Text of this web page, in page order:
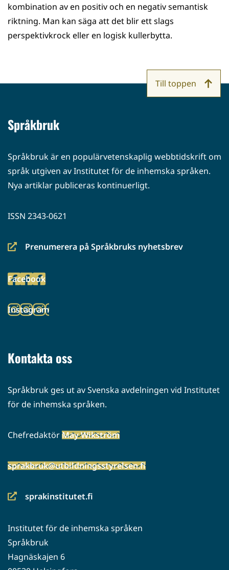
kombination av en positiv och en negativ semantisk
riktning. Man kan säga att det blir ett slags
perspektivkrock eller en logisk kullerbytta.
Språkbruk
Språkbruk är en populärvetenskaplig webbtidskrift om
språk utgiven av Institutet för de inhemska språken.
Nya artiklar publiceras kontinuerligt.
ISSN 2343-0621
Prenumerera på Språkbruks nyhetsbrev
(siirryt
palveluun)
Facebook
(siirryt
palveluun)
Instagram
(siirryt
Kontakta oss
Språkbruk ges ut av Svenska avdelningen vid Institutet
för de inhemska språken.
ChefredaktörMay Wikström
sprakbruk@utbildningsstyrelsen.fi
sprakinstitutet.fi
(siirryt
palveluun)
Institutet för de inhemska språken
Språkbruk
Hagnäskajen 6
Till toppen